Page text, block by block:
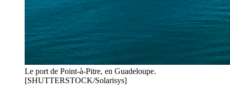
Le port de Point-à-Pitre, en Guadeloupe.
[SHUTTERSTOCK/Solarisys]